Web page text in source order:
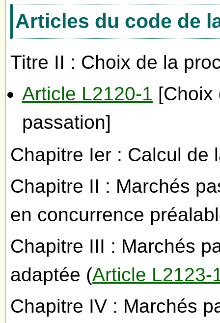
Articles du code de
Titre II : Choix de la
Article L2120-1 [Choix
passation]
Chapitre Ier : Calcul de
Chapitre II : Marchés
en concurrence
Chapitre III : Marchés
adaptée (Article L2123-
Chapitre IV : Marchés